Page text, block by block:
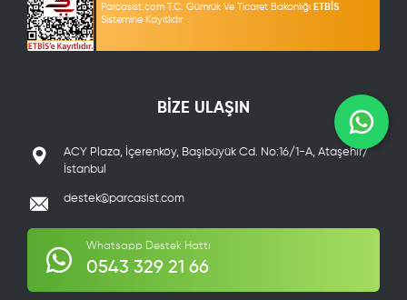
Parcasist.com T.C. Gümrük Ve Ticaret Bakanlığı ETBİS
Sistemine Kayıtlıdır
BİZE ULAŞIN
ACY Plaza, İçerenköy, Başıbüyük Cd. No:16/1-A, Ataşehir/
İstanbul
destek@parcasist.com
Whatsapp Destek Hattı
0543 329 21 66